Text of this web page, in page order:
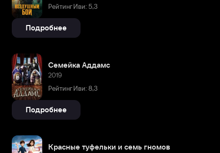
Рейтинг Иви: 5,3
Подробнее
Семейка Аддамс
2019
Рейтинг Иви: 8,3
Подробнее
Красные туфельки и семь гномов